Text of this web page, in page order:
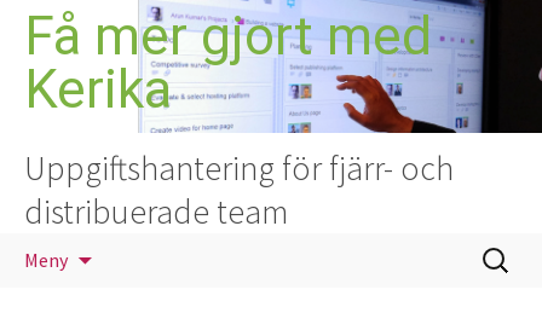
Hoppa
innehåll
Få mer gjort med
Kerika
Uppgiftshantering för fjärr- och
distribuerade team
Meny
Sök
efter: